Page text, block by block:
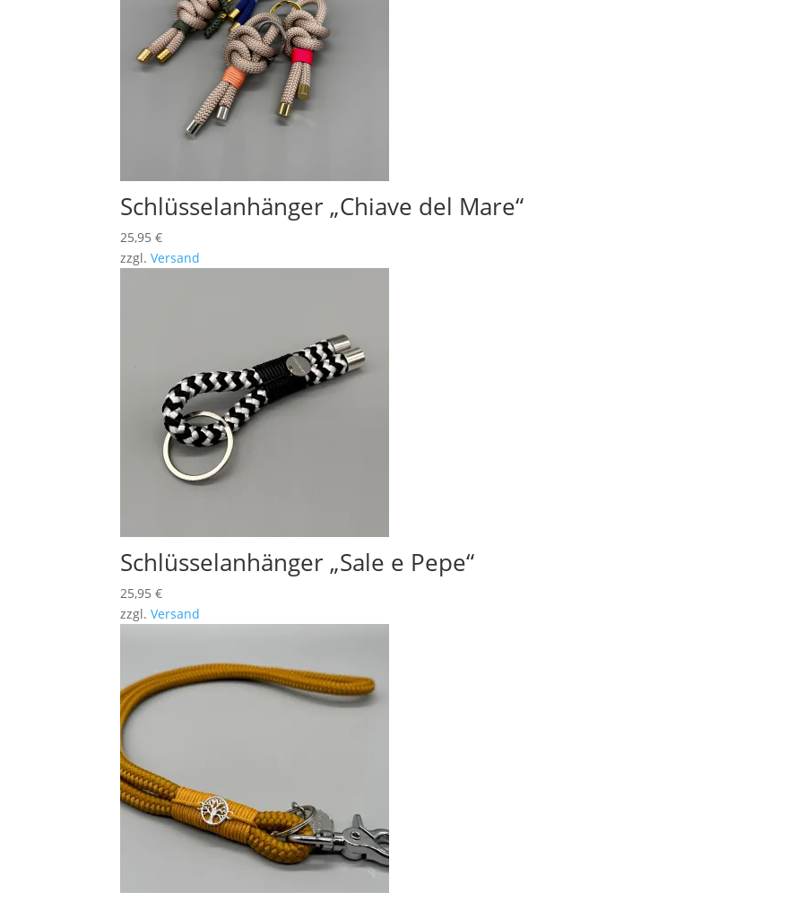
Schlüsselanhänger „Chiave del Mare“
25,95€
zzgl.Versand
Schlüsselanhänger „Sale e Pepe“
25,95€
zzgl.Versand